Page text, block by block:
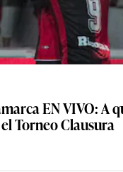
EN VIVO: A
Torneo Clausura